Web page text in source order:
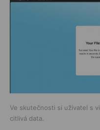
Ve skutečnosti si uživatel s
citlivá data.